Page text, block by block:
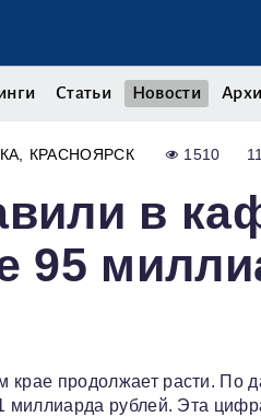
Статьи Новости
КРАСНОЯРСК 1510
в
95
продолжает расти. По
миллиарда рублей. Эта